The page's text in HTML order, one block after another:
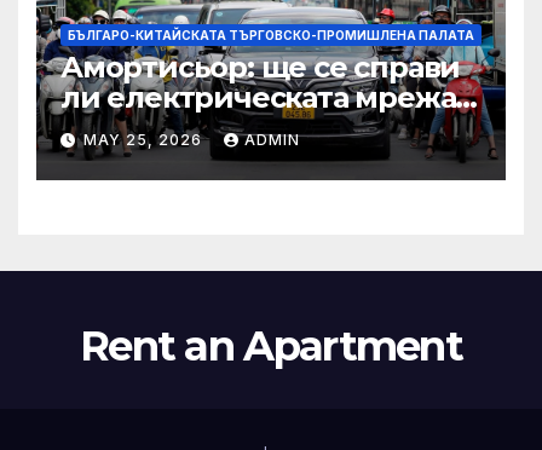
БЪЛГАРО-КИТАЙСКАТА ТЪРГОВСКО-ПРОМИШЛЕНА ПАЛАТА
Амортисьор: ще се справи
ли електрическата мрежа
на АСЕАН със задачата до
2045 г.?
MAY 25, 2026 ADMIN
Rent an Apartment